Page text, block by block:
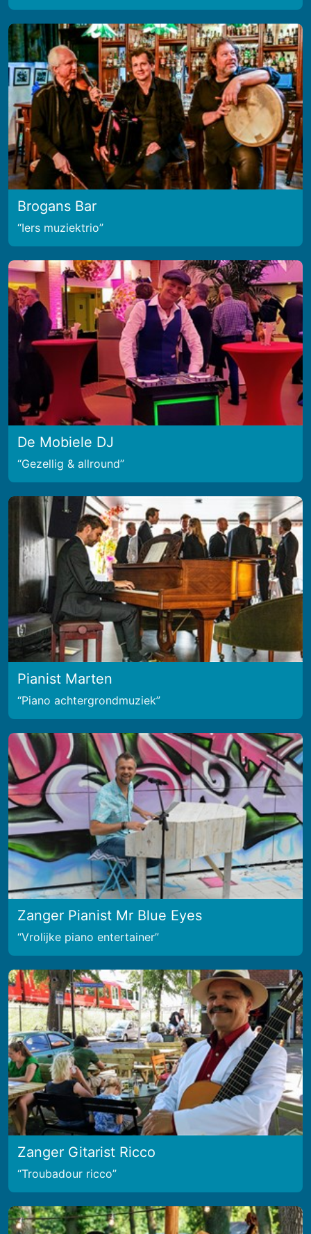
Brogans Bar
Iers muziektrio
De Mobiele DJ
Gezellig & allround
Pianist Marten
Piano achtergrondmuziek
Zanger Pianist Mr Blue Eyes
Vrolijke piano entertainer
Zanger Gitarist Ricco
Troubadour ricco